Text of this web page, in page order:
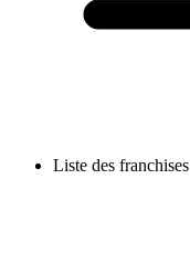
Liste des franchises